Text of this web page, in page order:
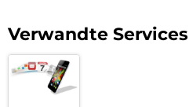
Verwandte Services